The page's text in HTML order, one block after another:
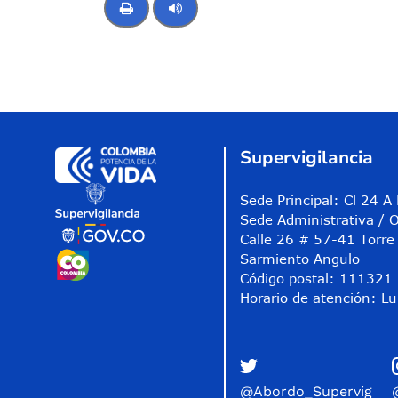
Supervigilancia
Sede Principal: Cl 24 A
Sede Administrativa /
Calle 26 # 57-41 Torre
Sarmiento Angulo
Código postal: 111321
Horario de atención:
@Abordo_Supervig